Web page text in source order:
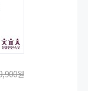
원